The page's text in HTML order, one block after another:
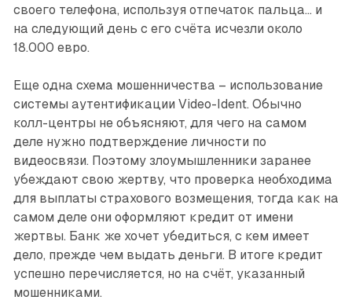
своего телефона, используя отпечаток пальца... и
на следующий день с его счёта исчезли около
18.000 евро.
Еще одна схема мошенничества – ​использование
системы аутентификации Video-Ident. Обычно
колл-центры не объясняют, для чего на самом
деле нужно подтверждение личности по
видеосвязи. Поэтому злоумышленники заранее
убеждают свою жертву, что проверка необходима
для выплаты страхового возмещения, тогда как на
самом деле они оформляют кредит от имени
жертвы. Банк же хочет убедиться, с кем имеет
дело, прежде чем выдать деньги. В итоге кредит
успешно перечисляется, но на счёт, указанный
мошенниками.